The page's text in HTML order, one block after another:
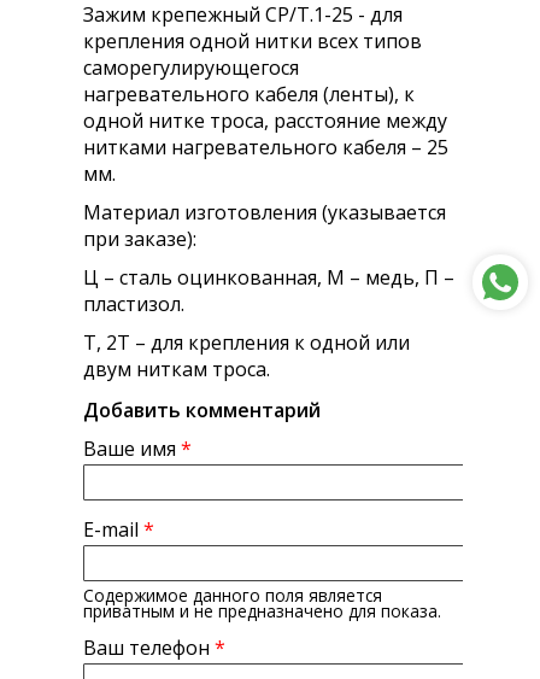
Зажим крепежный СР/Т.1-25 - для
крепления одной нитки всех типов
саморегулирующегося
нагревательного кабеля (ленты), к
одной нитке троса, расстояние между
нитками нагревательного кабеля – 25
мм.
Материал изготовления (указывается
при заказе):
Ц – сталь оцинкованная, М – медь, П –
пластизол.
Т, 2Т – для крепления к одной или
двум ниткам троса.
Добавить комментарий
Ваше имя *
E-mail *
Содержимое данного поля является
приватным и не предназначено для показа.
Ваш телефон *